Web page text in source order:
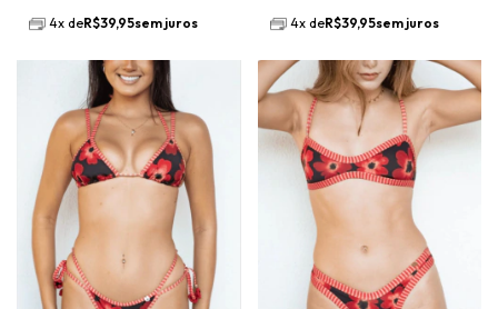
4x deR$39,95sem juros 4x deR$39,95sem juros